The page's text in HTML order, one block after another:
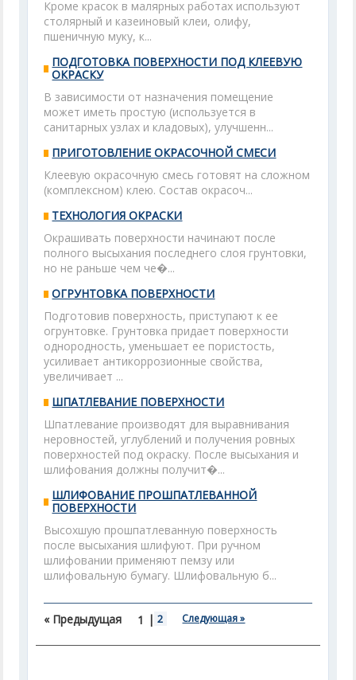
Кроме красок в малярных работах используют
столярный и казеиновый клеи, олифу,
пшеничную муку, к...
ПОДГОТОВКА ПОВЕРХНОСТИ ПОД КЛЕЕВУЮ
ОКРАСКУ
В зависимости от назначения помещение
может иметь простую (используется в
санитарных узлах и кладовых), улучшенн...
ПРИГОТОВЛЕНИЕ ОКРАСОЧНОЙ СМЕСИ
Клеевую окрасочную смесь готовят на сложном
(комплексном) клею. Состав окрасоч...
ТЕХНОЛОГИЯ ОКРАСКИ
Окрашивать поверхности начинают после
полного высыхания последнего слоя грунтовки,
но не раньше чем че�...
ОГРУНТОВКА ПОВЕРХНОСТИ
Подготовив поверхность, приступают к ее
огрунтовке. Грунтовка придает поверхности
однородность, уменьшает ее пористость,
усиливает антикоррозионные свойства,
увеличивает ...
ШПАТЛЕВАНИЕ ПОВЕРХНОСТИ
Шпатлевание производят для выравнивания
неровностей, углублений и получения ровных
поверхностей под окраску. После высыхания и
шлифования должны получит�...
ШЛИФОВАНИЕ ПРОШПАТЛЕВАННОЙ
ПОВЕРХНОСТИ
Высохшую прошпатлеванную поверхность
после высыхания шлифуют. При ручном
шлифовании применяют пемзу или
шлифовальную бумагу. Шлифовальную б...
« Предыдущая 1 | 2 Следующая »